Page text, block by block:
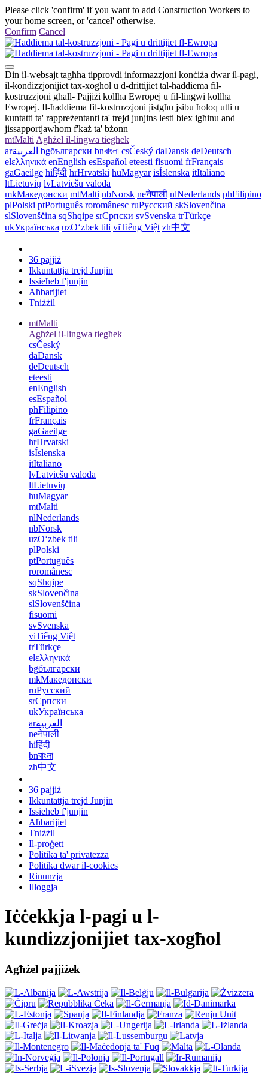
Please click 'confirm' if you want to add Construction Workers to
your home screen, or 'cancel' otherwise.
Confirm Cancel
Din il-websajt tagħha tipprovdi informazzjoni konċiża dwar il-pagi,
il-kondizzjonijiet tax-xogħol u d-drittijiet tal-ħaddiema fil-
kostruzzjoni għall- Pajjiżi kollha Ewropej u fil-lingwi kollha
Ewropej. Il-ħaddiema fil-kostruzzjoni jistgħu jsibu ħoloq utli u
kuntatti ta' rappreżentanti ta' trejd junjins lesti biex igħinu and
jissapportjawhom f'każ ta' bżonn
mtMalti Agħżel il-lingwa tiegħek
arالعربية bgбългарски bnবাংলা csČeský daDansk deDeutsch
elελληνικά enEnglish esEspañol eteesti fisuomi frFrançais
gaGaeilge hiहिंदी hrHrvatski huMagyar isÍslenska itItaliano
ltLietuvių lvLatviešu valoda
mkМакедонски mtMalti nbNorsk neनेपाली nlNederlands phFilipino
plPolski ptPortuguês roromânesc ruРусский skSlovenčina
slSlovenščina sqShqipe srСрпски svSvenska trTürkçe
ukУкраїнська uzOʻzbek tili viTiếng Việt zh中文
36 pajjiż
Ikkuntattja trejd Junjin
Issieħeb f'junjin
Aħbarijiet
Tniżżil
mtMalti
Agħżel il-lingwa tiegħek
csČeský
daDansk
deDeutsch
eteesti
enEnglish
esEspañol
phFilipino
frFrançais
gaGaeilge
hrHrvatski
isÍslenska
itItaliano
lvLatviešu valoda
ltLietuvių
huMagyar
mtMalti
nlNederlands
nbNorsk
uzOʻzbek tili
plPolski
ptPortuguês
roromânesc
sqShqipe
skSlovenčina
slSlovenščina
fisuomi
svSvenska
viTiếng Việt
trTürkçe
elελληνικά
bgбългарски
mkМакедонски
ruРусский
srСрпски
ukУкраїнська
arالعربية
neनेपाली
hiहिंदी
bnবাংলা
zh中文
36 pajjiż
Ikkuntattja trejd Junjin
Issieħeb f'junjin
Aħbarijiet
Tniżżil
Il-proġett
Politika ta' privatezza
Politika dwar il-cookies
Rinunzja
Illoggja
Iċċekkja l-pagi u l-
kundizzjonijiet tax-xogħol
Agħżel pajjiżek